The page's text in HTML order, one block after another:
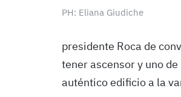
PH: Eliana Giudiche
presidente Roca de
tener ascensor y uno
auténtico edificio a la